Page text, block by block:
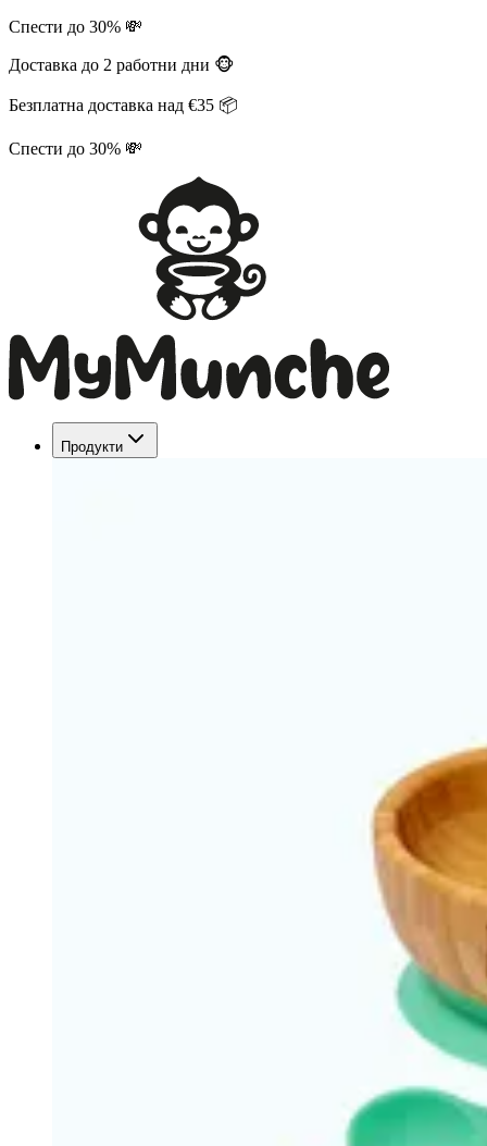
Спести до 30% 💸
Доставка до 2 работни дни 🐵
Безплатна доставка над €35 📦
Спести до 30% 💸
Продукти